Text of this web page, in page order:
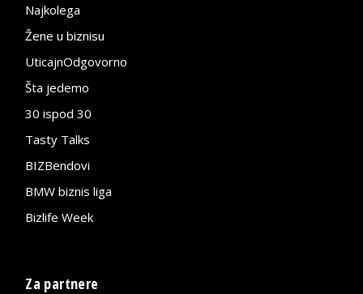
Najkolega
Žene u biznisu
UticajnOdgovorno
Šta jedemo
30 ispod 30
Tasty Talks
BIZBendovi
BMW biznis liga
Bizlife Week
Za partnere